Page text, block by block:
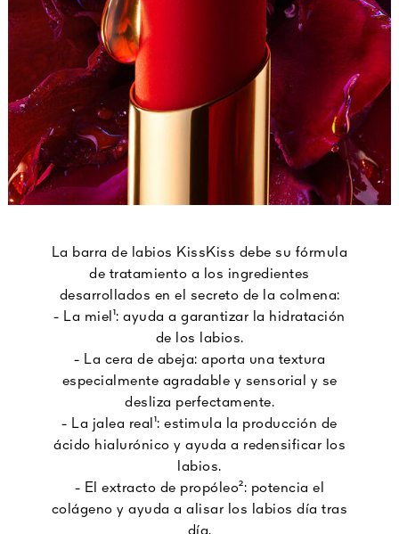
La barra de labios KissKiss debe su fórmula
de tratamiento a los ingredientes
desarrollados en el secreto de la colmena:
- La miel¹: ayuda a garantizar la hidratación
de los labios.
- La cera de abeja: aporta una textura
especialmente agradable y sensorial y se
desliza perfectamente.
- La jalea real¹: estimula la producción de
ácido hialurónico y ayuda a redensificar los
labios.
- El extracto de propóleo²: potencia el
colágeno y ayuda a alisar los labios día tras